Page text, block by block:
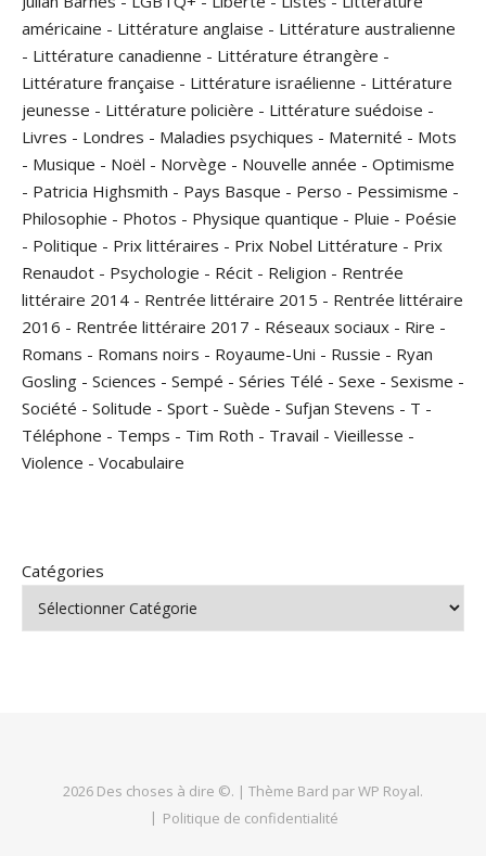
américaine - Littérature anglaise - Littérature australienne
- Littérature canadienne - Littérature étrangère -
Littérature française - Littérature israélienne - Littérature
jeunesse - Littérature policière - Littérature suédoise -
Livres - Londres - Maladies psychiques - Maternité - Mots
- Musique - Noël - Norvège - Nouvelle année - Optimisme
- Patricia Highsmith - Pays Basque - Perso - Pessimisme -
Philosophie - Photos - Physique quantique - Pluie - Poésie
- Politique - Prix littéraires - Prix Nobel Littérature - Prix
Renaudot - Psychologie - Récit - Religion - Rentrée
littéraire 2014 - Rentrée littéraire 2015 - Rentrée littéraire
2016 - Rentrée littéraire 2017 - Réseaux sociaux - Rire -
Romans - Romans noirs - Royaume-Uni - Russie - Ryan
Gosling - Sciences - Sempé - Séries Télé - Sexe - Sexisme -
Société - Solitude - Sport - Suède - Sufjan Stevens - T -
Téléphone - Temps - Tim Roth - Travail - Vieillesse -
Violence - Vocabulaire
Catégories
2026 Des choses à dire ©. | Thème Bard parWP Royal.
Politique de confidentialité